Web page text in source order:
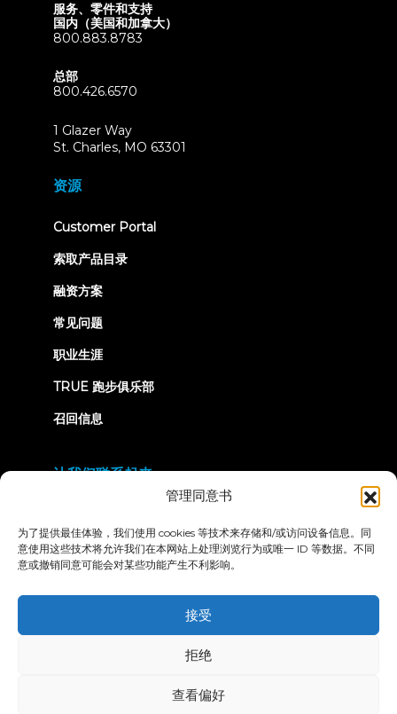
管理同意书
为了提供最佳体验，我们使用 cookies 等技术来存储和/或访问设备信息。同
意使用这些技术将允许我们在本网站上处理浏览行为或唯一 ID 等数据。不同
意或撤销同意可能会对某些功能产生不利影响。
接受
拒绝
查看偏好
服务、零件和支持
国内（美国和加拿大）
800.883.8783
总部
800.426.6570
1 Glazer Way
St. Charles, MO 63301
资源
Customer Portal(opens
索取产品目录
融资方案
常见问题
职业生涯
TRUE 跑步俱乐部
召回信息
让我们联系起来
© 2026 True Fitness. All Rights Reserved
隐私政策
条款和条件
无障碍声明